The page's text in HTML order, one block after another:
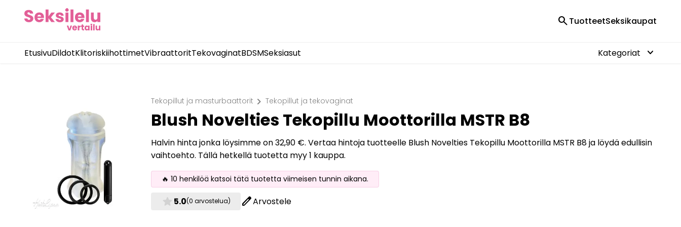
searchTuotteetSeksikaupat
EtusivuDildotKlitoriskiihottimetVibraattoritTekovaginatBDSMSeksiasut Kategoriat keyboard_arrow_down
Tekopillut ja masturbaattorit chevron_right Tekopillut ja tekovaginat
Blush Novelties Tekopillu Moottorilla MSTR B8
Halvin hinta jonka löysimme on 32,90 €. Vertaa hintoja tuotteelle Blush Novelties Tekopillu Moottorilla MSTR B8 ja löydä edullisin
vaihtoehto. Tällä hetkellä tuotetta myy 1 kauppa.
🔥 10 henkilöä katsoi tätä tuotetta viimeisen tunnin aikana.
star 5.0(0 arvostelua) editArvostele